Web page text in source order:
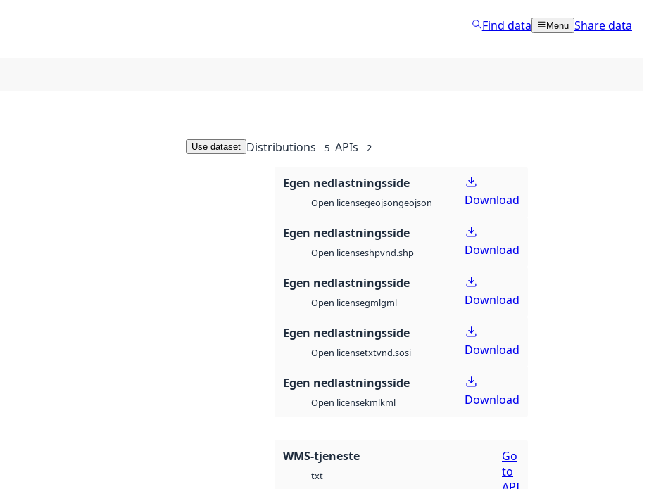
Find data Menu Share data
Use dataset Distributions 5 APIs 2
Egen nedlastningsside
Open licensegeojsongeojson Download
Egen nedlastningsside
Open licenseshpvnd.shp Download
Egen nedlastningsside
Open licensegmlgml Download
Egen nedlastningsside
Open licensetxtvnd.sosi Download
Egen nedlastningsside
Open licensekmlkml Download
WMS-tjeneste
txt
Go
to